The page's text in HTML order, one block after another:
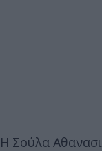
Η Σούλα